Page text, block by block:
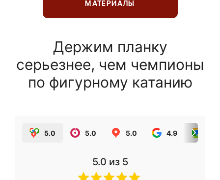
МАТЕРИАЛЫ
Держим планку
серьезнее, чем чемпионы
по фигурному катанию
5.0 5.0 5.0 4.9
5.0 из 5